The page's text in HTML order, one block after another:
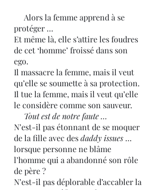
protéger …
Et même là, elle s’attire les foudres
de cet ‘homme’ froissé dans son
ego.
Il massacre la femme, mais il veut
qu’elle se soumette à sa protection.
Il tue la femme, mais il veut qu’elle
le considère comme son sauveur.
Tout est de notre faute …
N’est-il pas étonnant de se moquer
de la fille avec des daddy issues …
lorsque personne ne blâme
l’homme qui a abandonné son rôle
de père ?
N’est-il pas déplorable d’accabler la